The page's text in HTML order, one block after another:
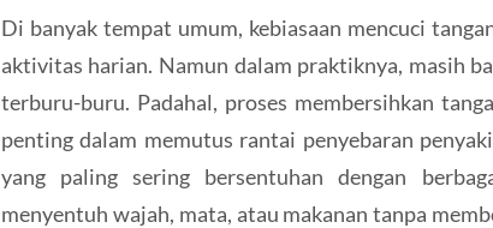
Di banyak tempat umum, kebiasaan mencuci
aktivitas harian. Namun dalam praktiknya, masih
terburu-buru. Padahal, proses membersihkan
penting dalam memutus rantai penyebaran
yang paling sering bersentuhan dengan
menyentuh wajah, mata, atau makanan tanpa